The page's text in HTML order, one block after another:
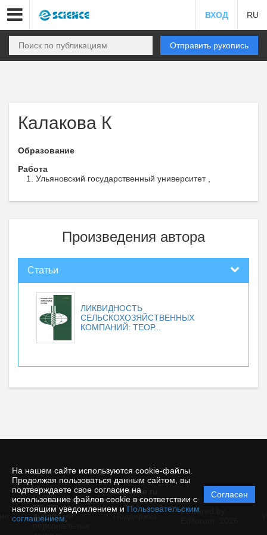
На нашем сайте используются cookie-файлы.
Продолжая пользоваться данным сайтом, вы
подтверждаете свое согласие на
использование файлов cookie в соответствии с
настоящим уведомлением и Пользовательским
соглашением
Согласен
ВХОД RU
Отправить рукопись
Калакова К
Образование
Работа
Ульяновский государственный университет ,
Произведения автора
Статьи
ЛИКВИДНОСТЬ
СЕЛЬСКОХОЗЯЙСТВЕННЫХ
КОМПАНИЙ: ТЕОР...
© ecience.ru
Политика
защиты и
обработки
Powered by